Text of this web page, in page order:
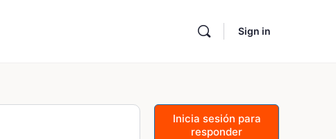
Sign in
Inicia sesión para
responder